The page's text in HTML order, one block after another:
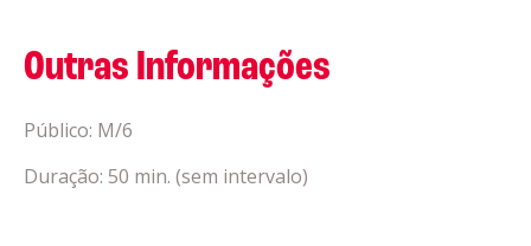
Outras Informações
Público: M/6
Duração: 50 min. (sem intervalo)